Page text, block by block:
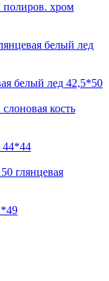
хром
белый лед
белый лед 42,5*50
кость
44*44
глянцевая